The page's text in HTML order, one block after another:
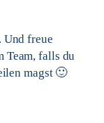
Und freue
Team, falls du
magst 🙂